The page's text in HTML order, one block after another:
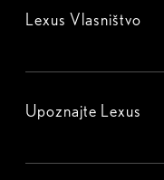
Lexus Vlasništvo
Upoznajte Lexus